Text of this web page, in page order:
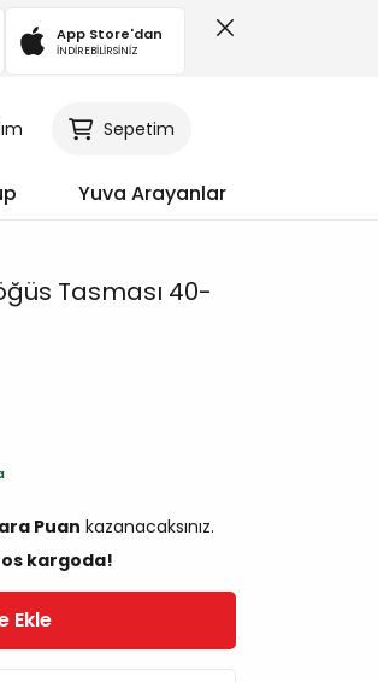
App Store'dan
İNDİREBİLİRSİNİZ
Sepetim
Yuva Arayanlar
Tasması 40-
Puan kazanacaksınız.
kargoda!
Ekle